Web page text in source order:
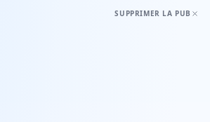
SUPPRIMER LA PUB